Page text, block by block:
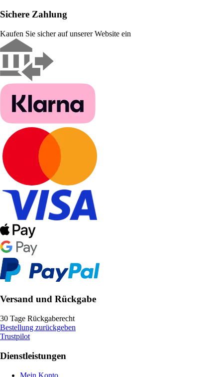
Sichere Zahlung
Kaufen Sie sicher auf unserer Website ein
Versand und Rückgabe
30 Tage Rückgaberecht
Bestellung zurückgeben
Trustpilot
Dienstleistungen
Mein Konto